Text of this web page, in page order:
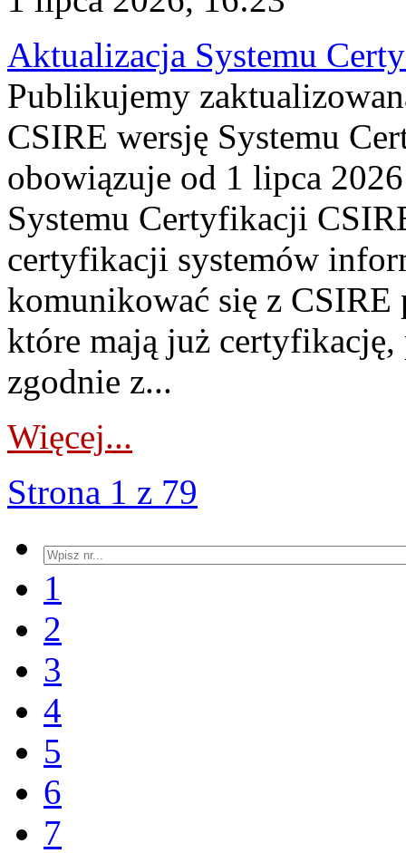
Aktualizacja Systemu
Publikujemy
CSIRE wersję Systemu
obowiązuje od 1 lipca
Systemu Certyfikacji
certyfikacji systemów
komunikować się z
które mają już
zgodnie z...
Więcej...
Strona 1 z 79
1
2
3
4
5
6
7